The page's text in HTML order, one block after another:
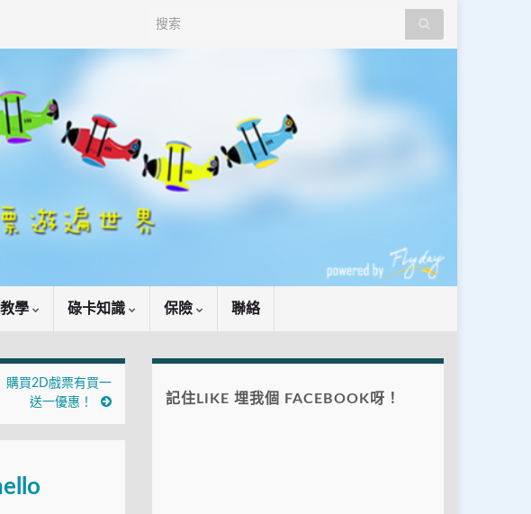
Search for:
學 碌卡知識 保險 聯絡
購買2D戲票有買一
送一優惠！
記住LIKE 埋我個 FACEBOOK呀！